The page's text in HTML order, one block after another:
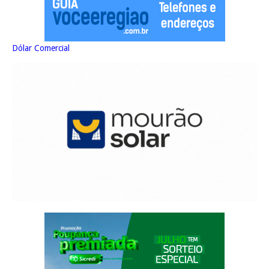
Dólar Comercial